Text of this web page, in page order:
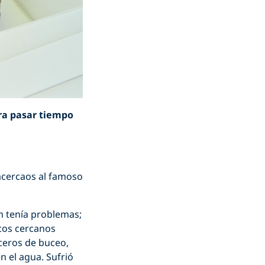
pasar tiempo
al famoso
tenía problemas;
cercanos
de buceo,
el agua. Sufrió